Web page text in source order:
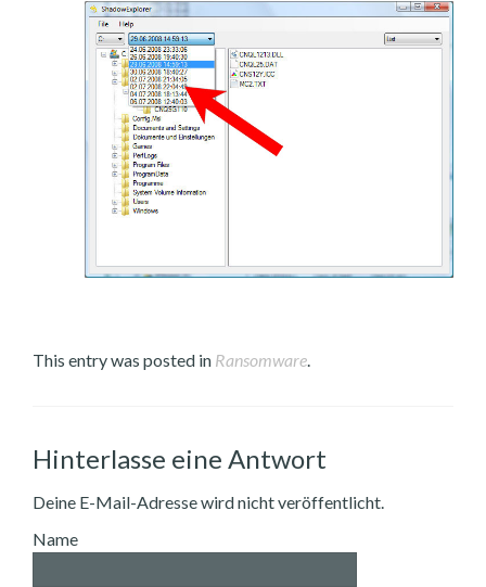
This entry was posted in Ransomware.
Hinterlasse eine Antwort
Deine E-Mail-Adresse wird nicht veröffentlicht.
Name